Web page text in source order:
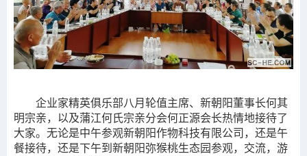
企业家精英俱乐部八月轮值主席、新朝阳董事长何其
明宗亲，以及蒲江何氏宗亲分会何正源会长热情地接待了
大家。无论是中午参观新朝阳作物科技有限公司，还是午
餐接待，还是下午到新朝阳弥猴桃生态园参观，交流，游